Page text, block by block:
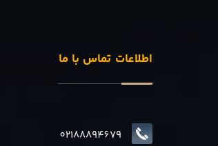
اطلاعات تماس با ما
02188894679